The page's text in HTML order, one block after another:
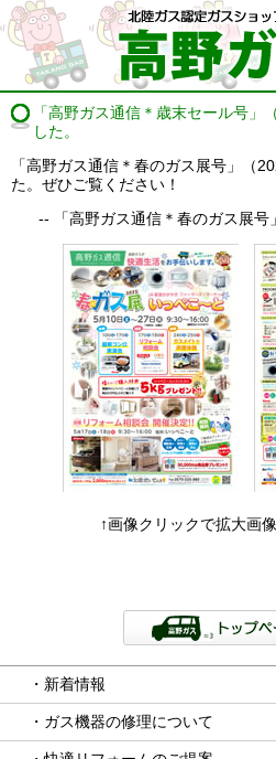
「高野ガス通信＊歳末セール号」
した。
「高野ガス通信＊春のガス展号」（
た。ぜひご覧ください！
-- 「高野ガス通信＊春のガス展
↑画像クリックで拡大画
・新着情報
・ガス機器の修理について